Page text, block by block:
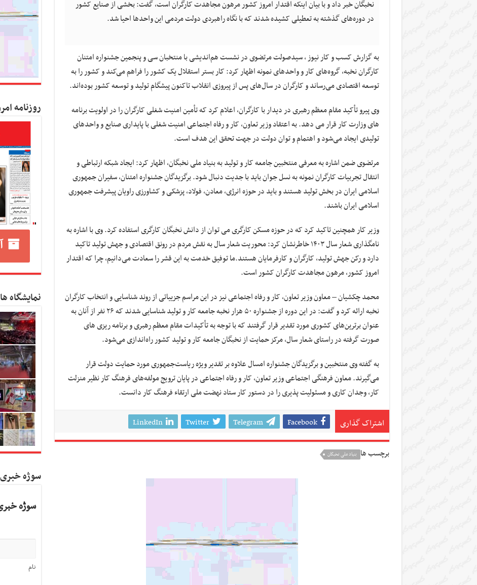
نخبگان خبر داد و با بیان اینکه اقتدار امروز کشور مرهون مجاهدت کارگران است، گفت: بخشی از صنایع کشور
در دوره‌های گذشته به تعطیلی کشیده شدند که با نگاه راهبردی دولت مردمی این واحدها احیا شد.
به گزارش کسب و کار نیوز ، سیدصولت مرتضوی در نشست هم‌اندیشی با منتخبان سی و پنجمین جشنواره امتنان
کارگران نخبه، گروه‌های کار و واحدهای نمونه اظهار کرد: کار بستر استقلال یک کشور را فراهم می‌کند و کشور را به
توسعه اقتصادی می‌رساند و کارگران در سال‌های پس از پیروزی انقلاب تاکنون پیشگام تولید و توسعه کشور بوده‌اند.
وی پیرو تأکید مقام معظم رهبری در دیدار با کارگران، اعلام کرد که تأمین امنیت شغلی کارگران را در اولویت برنامه
های وزارت کار قرار می دهد. به اعتقاد وزیر تعاون، کار و رفاه اجتماعی امنیت شغلی با پایداری صنایع و واحدهای
تولیدی ایجاد می‌شود و اهتمام و توان دولت در جهت تحقق این هدف است.
مرتضوی ضمن اشاره به معرفی منتخبین جامعه کار و تولید به بنیاد ملی نخبگان، اظهار کرد: ایجاد شبکه ارتباطی و
انتقال تجربیات کارگران نمونه به نسل جوان باید با جدیت دنبال شود. برگزیدگان جشنواره امتنان، سفیران جمهوری
اسلامی ایران در بخش تولید هستند و باید در حوزه انرژی، معادن، فولاد، پزشکی و کشاورزی راویان پیشرفت جمهوری
اسلامی ایران باشند.
وزیر کار همچنین تاکید کرد که در حوزه مسکن کارگری می توان از دانش نخبگان کارگری استفاده کرد. وی با اشاره به
نامگذاری شعار سال ۱۴۰۳ خاطرنشان کرد: محوریت شعار سال به نقش مردم در رونق اقتصادی و جهش تولید تاکید
دارد و رکن جهش تولید، کارگران و کارفرمایان هستند.ما توفیق خدمت به این قشر را سعادت می‌دانیم، چرا که اقتدار
امروز کشور، مرهون مجاهدت کارگران کشور است.
محمد چکشیان – معاون وزیر تعاون، کار و رفاه اجتماعی نیز در این مراسم جزییاتی از روند شناسایی و انتخاب کارگران
نخبه ارائه کرد و گفت: در این دوره از جشنواره ۵۰ هزار نخبه جامعه کار و تولید شناسایی شدند که ۲۶ نفر از آنان به
عنوان برترین‌های کشوری مورد تقدیر قرار گرفتند که با توجه به تأکیدات مقام معظم رهبری و برنامه ریزی های
صورت گرفته در راستای شعار سال، مرکز حمایت از نخبگان جامعه کار و تولید کشور راه‌اندازی می‌شود.
به گفته وی منتخبین و برگزیدگان جشنواره امسال علاوه بر تقدیر ویژه ریاست‌جمهوری مورد حمایت دولت قرار
می‌گیرند. معاون فرهنگی اجتماعی وزیر تعاون، کار و رفاه اجتماعی در پایان ترویج مولفه‌های فرهنگ کار نظیر منزلت
کار، وجدان کاری و مسئولیت پذیری را در دستور کار ستاد نهضت ملی ارتقاء فرهنگ کار دانست.
اشتراک گذاری Facebook
Telegram
Twitter
LinkedIn
برچسب ها بنیاد ملی نخبگان
روزنامه
نمایشگاه
سوژه خبری
سوژه
نام